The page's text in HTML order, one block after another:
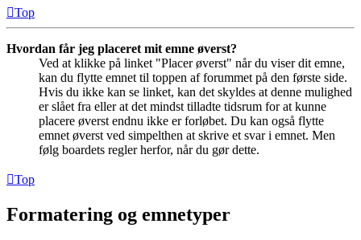
Top
Hvordan får jeg placeret mit emne øverst?
Ved at klikke på linket "Placer øverst" når du viser dit emne,
kan du flytte emnet til toppen af forummet på den første side.
Hvis du ikke kan se linket, kan det skyldes at denne mulighed
er slået fra eller at det mindst tilladte tidsrum for at kunne
placere øverst endnu ikke er forløbet. Du kan også flytte
emnet øverst ved simpelthen at skrive et svar i emnet. Men
følg boardets regler herfor, når du gør dette.
Top
Formatering og emnetyper